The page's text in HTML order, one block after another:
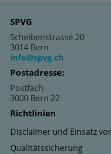
SPVG
Scheibenstrasse 20
3014 Bern
info@spvg.ch
Postadresse:
Postfach
3000 Bern 22
Richtlinien
Disclaimer und Einsatz
Qualitätssicherung